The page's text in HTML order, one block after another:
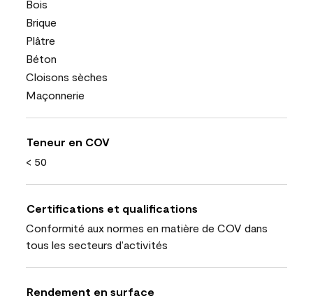
Bois
Brique
Plâtre
Béton
Cloisons sèches
Maçonnerie
Teneur en COV
< 50
Certifications et qualifications
Conformité aux normes en matière de COV dans
tous les secteurs d’activités
Rendement en surface